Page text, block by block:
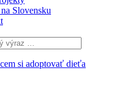
Slovensku
si adoptovať dieťa